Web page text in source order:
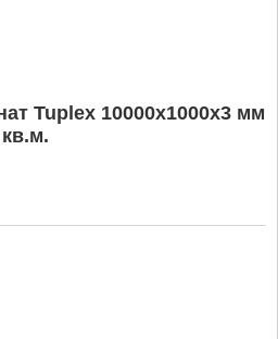
Tuplex 10000x1000x3 мм